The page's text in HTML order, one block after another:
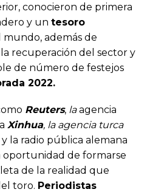
conocieron de primera
y un tesoro
mundo, además de
recuperación del sector y
de número de festejos
2022.
Reuters, laagencia
Xinhua, la agencia turca
la radio pública alemana
de formarse
de la realidad que
toro. Periodistas